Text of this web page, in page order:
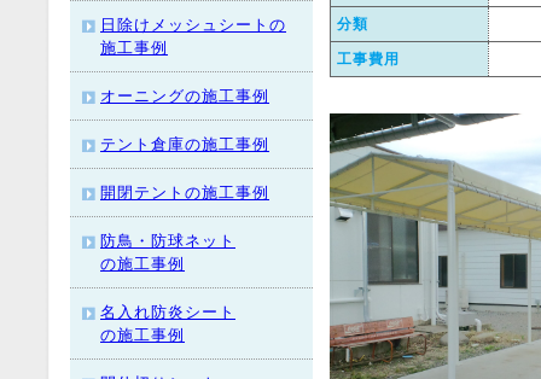
日除けメッシュシートの
施工事例
オーニングの施工事例
テント倉庫の施工事例
開閉テントの施工事例
防鳥・防球ネット
の施工事例
名入れ防炎シート
の施工事例
分類
工事費用